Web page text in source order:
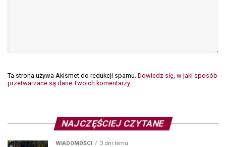
Ta strona używa Akismet do redukcji spamu. Dowiedz się, w jaki sposób
przetwarzane są dane Twoich komentarzy.
NAJCZĘŚCIEJ CZYTANE
WIADOMOŚCI 3 dni temu